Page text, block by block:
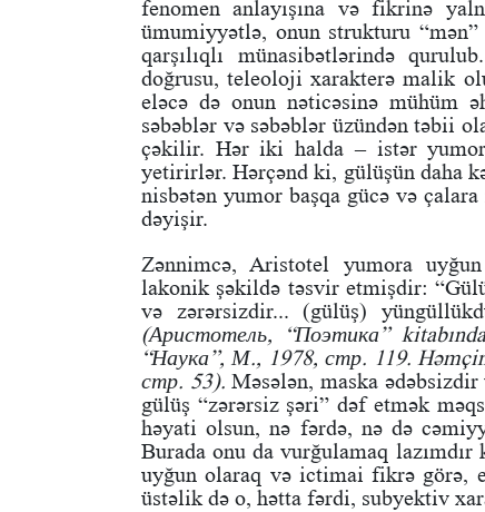
fenomen anlayışına və fikrinə
ümumiyyətlə, onun strukturu
qarşılıqlı münasibətlərində
doğrusu, teleoloji xarakterə malik
eləcə də onun nəticəsinə mühüm
səbəblər və səbəblər üzündən təbii
çəkilir. Hər iki halda – istər yumor
yetirirlər. Hərçənd ki, gülüşün daha
nisbətən yumor başqa gücə və
dəyişir.
Zənnimcə, Aristotel yumora
lakonik şəkildə təsvir etmişdir:
və zərərsizdir... (gülüş)
(Аристотель, “Поэтика”
“Наука”, М., 1978, стр. 119.
стр. 53). Məsələn, maska
gülüş “zərərsiz şəri” dəf etmək
həyati olsun, nə fərdə, nə də
Burada onu da vurğulamaq
uyğun olaraq və ictimai fikrə görə,
üstəlik də o, hətta fərdi, subyektiv